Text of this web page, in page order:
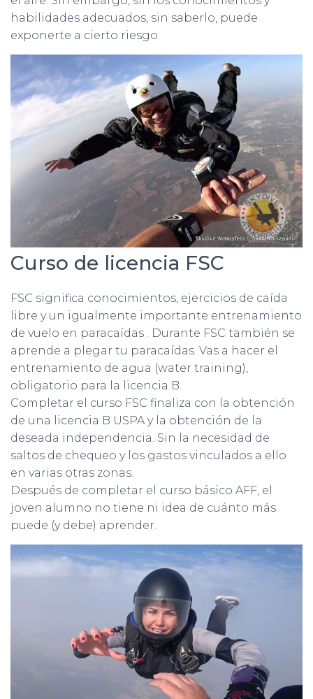
habilidades adecuados, sin saberlo, puede
exponerte a cierto riesgo.
Curso de licencia FSC
FSC significa conocimientos, ejercicios de caída
libre y un igualmente importante entrenamiento
de vuelo en paracaídas . Durante FSC también se
aprende a plegar tu paracaídas. Vas a hacer el
entrenamiento de agua (water training),
obligatorio para la licencia B.
Completar el curso FSC finaliza con la obtención
de una licencia B USPA y la obtención de la
deseada independencia. Sin la necesidad de
saltos de chequeo y los gastos vinculados a ello
en varias otras zonas.
Después de completar el curso básico AFF, el
joven alumno no tiene ni idea de cuánto más
puede (y debe) aprender.